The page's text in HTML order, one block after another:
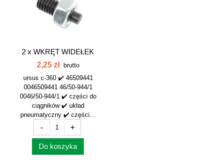
2 x WKRĘT WIDEŁEK
SPRĘŻARKI C-360...
2,25 zł
brutto
ursus c-360 ✔️ 46509441
0046509441 46/50-944/1
0046/50-944/1 ✔️ części do
ciągników ✔️ układ
pneumatyczny ✔️ części...
- +
Do koszyka